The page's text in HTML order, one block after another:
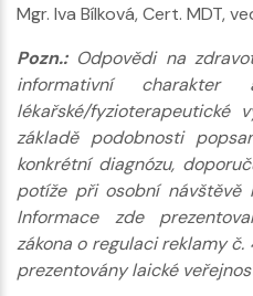
Mgr. Iva Bílková, Cert. MDT,
Pozn.:Odpovědi na
informativní charakter
lékařské/fyzioterapeutické
základě podobnosti
konkrétní diagnózu,
potíže při osobní návštěvě
Informace zde
zákona o regulaci reklamy
prezentovány laické